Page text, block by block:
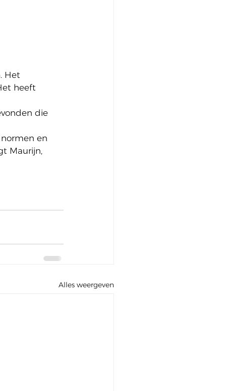
Het
heeft
die
en
Maurijn,
Alles weergeven